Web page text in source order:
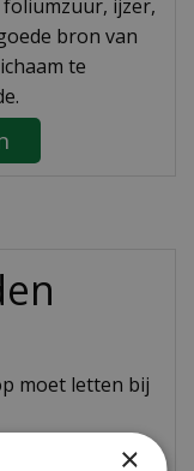
foliumzuur, ijzer,
bron van
te
moet letten bij
×